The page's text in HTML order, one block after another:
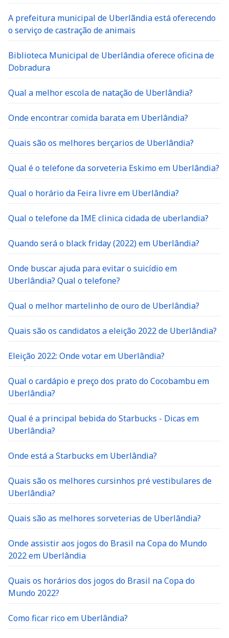
A prefeitura municipal de Uberlãndia está oferecendo
o serviço de castração de animais
Biblioteca Municipal de Uberlândia oferece oficina de
Dobradura
Qual a melhor escola de natação de Uberlândia?
Onde encontrar comida barata em Uberlândia?
Quais são os melhores berçarios de Uberlândia?
Qual é o telefone da sorveteria Eskimo em Uberlândia?
Qual o horário da Feira livre em Uberlândia?
Qual o telefone da IME clinica cidada de uberlandia?
Quando será o black friday (2022) em Uberlândia?
Onde buscar ajuda para evitar o suicídio em
Uberlândia? Qual o telefone?
Qual o melhor martelinho de ouro de Uberlândia?
Quais são os candidatos a eleição 2022 de Uberlândia?
Eleição 2022: Onde votar em Uberlândia?
Qual o cardápio e preço dos prato do Cocobambu em
Uberlândia?
Qual é a principal bebida do Starbucks - Dicas em
Uberlândia?
Onde está a Starbucks em Uberlândia?
Quais são os melhores cursinhos pré vestibulares de
Uberlândia?
Quais são as melhores sorveterias de Uberlândia?
Onde assistir aos jogos do Brasil na Copa do Mundo
2022 em Uberlândia
Quais os horários dos jogos do Brasil na Copa do
Mundo 2022?
Como ficar rico em Uberlândia?